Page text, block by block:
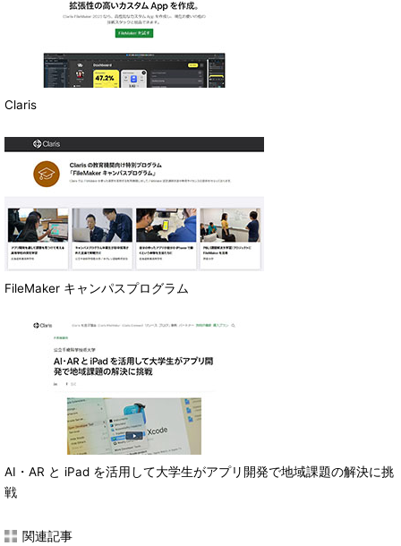
Claris
FileMaker キャンパスプログラム
AI・AR と iPad を活用して大学生がアプリ開発で地域課題の解決に挑
戦
関連記事